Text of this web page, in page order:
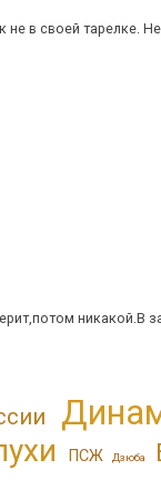
в своей тарелке.
никакой.В
ПСЖ Дзюба